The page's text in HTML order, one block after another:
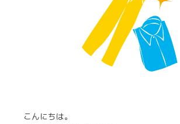
こんにちは。